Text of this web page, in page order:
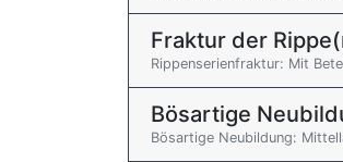
Fraktur der
Rippenserienfraktur: Mit
Bösartige
Bösartige Neubildung: